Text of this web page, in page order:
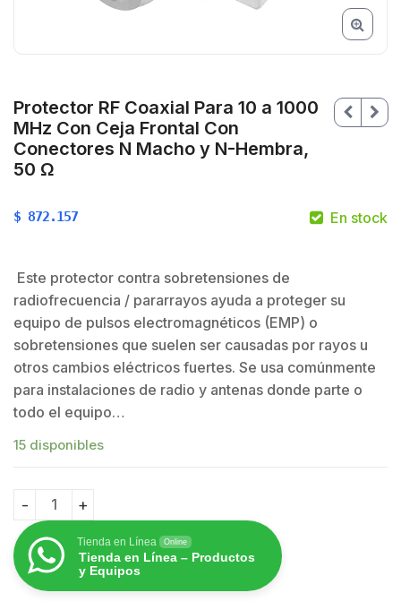
Protector RF Coaxial Para 10 a 1000
MHz Con Ceja Frontal Con
Conectores N Macho y N-Hembra,
50 Ω
$ 872.157 En stock
Este protector contra sobretensiones de
radiofrecuencia / pararrayos ayuda a proteger su
equipo de pulsos electromagnéticos (EMP) o
sobretensiones que suelen ser causadas por rayos u
otros cambios eléctricos fuertes. Se usa comúnmente
para instalaciones de radio y antenas donde parte o
todo el equipo…
15 disponibles
Protector RF Coaxial Para 10 a 1000 MHz Con Ceja
Tienda en Línea Online
Tienda en Línea – Productos
y Equipos